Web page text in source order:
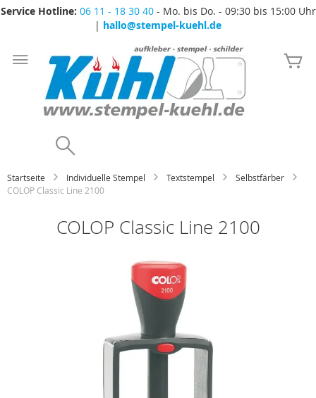
Service Hotline: 06 11 - 18 30 40- Mo. bis Do. - 09:30 bis 15:00 Uhr
| hallo@stempel-kuehl.de
Zum
Inhalt
springen
Startseite Individuelle Stempel Textstempel
Selbstfärber
COLOP Classic Line 2100
COLOP Classic Line 2100